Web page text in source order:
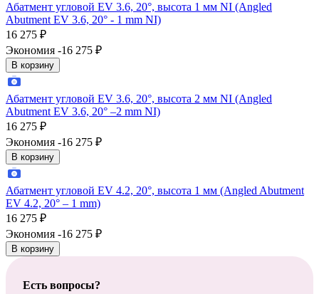
Абатмент угловой EV 3.6, 20°, высота 1 мм NI (Angled
Abutment EV 3.6, 20° - 1 mm NI)
16 275 ₽
Экономия -16 275 ₽
В корзину
Абатмент угловой EV 3.6, 20°, высота 2 мм NI (Angled
Abutment EV 3.6, 20° –2 mm NI)
16 275 ₽
Экономия -16 275 ₽
В корзину
Абатмент угловой EV 4.2, 20°, высота 1 мм (Angled Abutment
EV 4.2, 20° – 1 mm)
16 275 ₽
Экономия -16 275 ₽
В корзину
Есть вопросы?